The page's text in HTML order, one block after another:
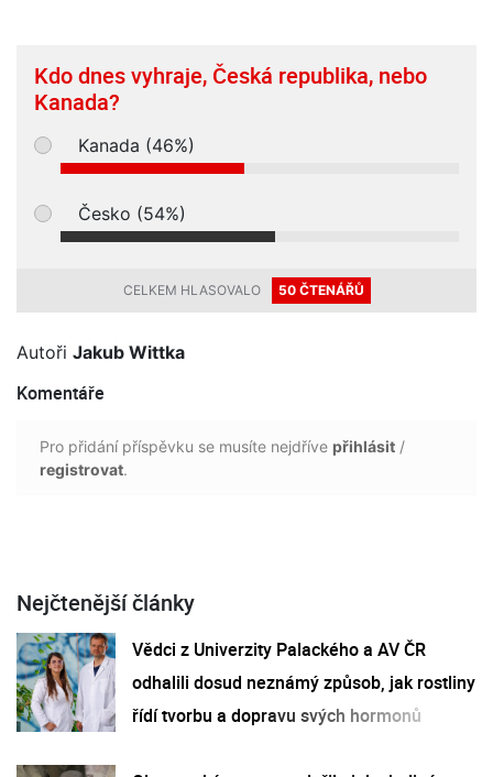
Kdo dnes vyhraje, Česká republika, nebo
Kanada?
Kanada (46%)
Česko (54%)
CELKEM HLASOVALO 50 ČTENÁŘŮ
Autoři Jakub Wittka
Komentáře
Pro přidání příspěvku se musíte nejdříve přihlásit /
registrovat.
Nejčtenější články
Vědci z Univerzity Palackého a AV ČR
odhalili dosud neznámý způsob, jak rostliny
řídí tvorbu a dopravu svých hormonů